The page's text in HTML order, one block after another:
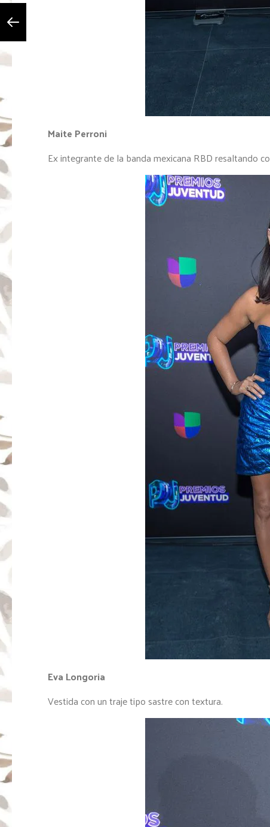
Maite Perroni
Ex integrante de la banda mexicana RBD resaltando
Eva Longoria
Vestida con un traje tipo sastre con textura.